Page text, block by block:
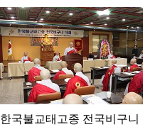
한국불교태고종 전국비구니